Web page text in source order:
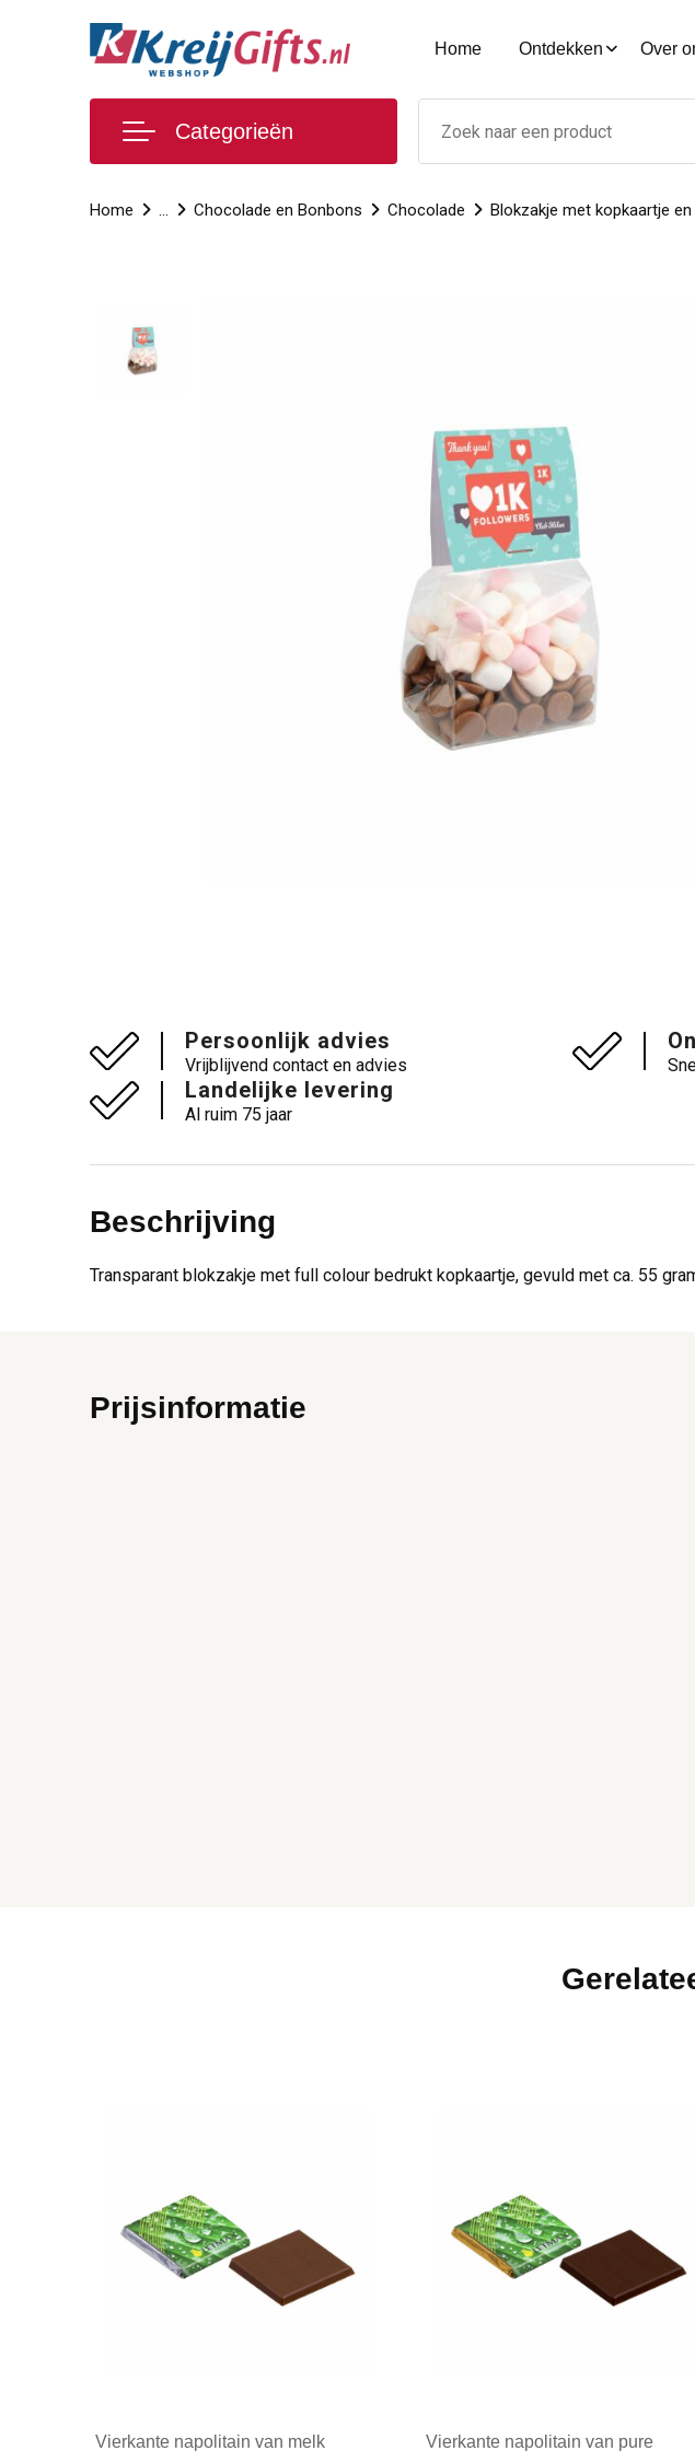
Home Ontdekken Over
Categorieën
Home ... Chocolade en Bonbons Chocolade Blokzakje met kopkaartje
Persoonlijk advies
Vrijblijvend contact en advies
Landelijke levering
Al ruim 75 jaar
Beschrijving
Transparant blokzakje met full colour bedrukt kopkaartje, gevuld met ca. 55
Prijsinformatie
Vierkante napolitain van melk Vierkante napolitain van pure